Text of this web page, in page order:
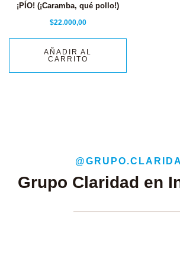
¡PÍO! (¡Caramba, qué pollo!)
$22.000,00
AÑADIR AL
CARRITO
Grupo Claridad en